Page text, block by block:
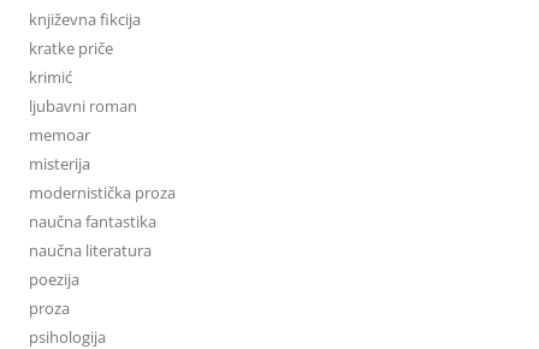
književna fikcija
kratke priče
krimić
ljubavni roman
memoar
misterija
modernistička proza
naučna fantastika
naučna literatura
poezija
proza
psihologija